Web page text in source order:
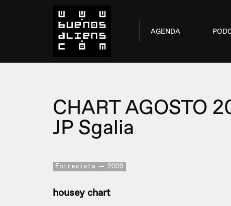
AGENDA
CHART AGOSTO
JP Sgalia
Entrevista 2009
housey chart